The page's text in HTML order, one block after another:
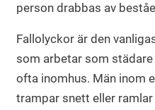
person drabbas av
Fallolyckor är den
som arbetar som
ofta inomhus. Män inom
trampar snett eller